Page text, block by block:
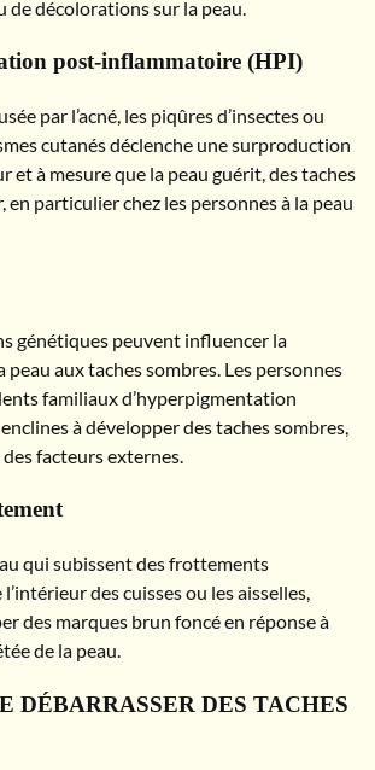
de décolorations sur la peau.
post-inflammatoire (HPI)
par l’acné, les piqûres d’insectes ou
cutanés déclenche une surproduction
et à mesure que la peau guérit, des taches
en particulier chez les personnes à la peau
génétiques peuvent influencer la
aux taches sombres. Les personnes
familiaux d’hyperpigmentation
à développer des taches sombres,
facteurs externes.
qui subissent des frottements
des cuisses ou les aisselles,
des marques brun foncé en réponse à
de la peau.
DÉBARRASSER DES TACHES